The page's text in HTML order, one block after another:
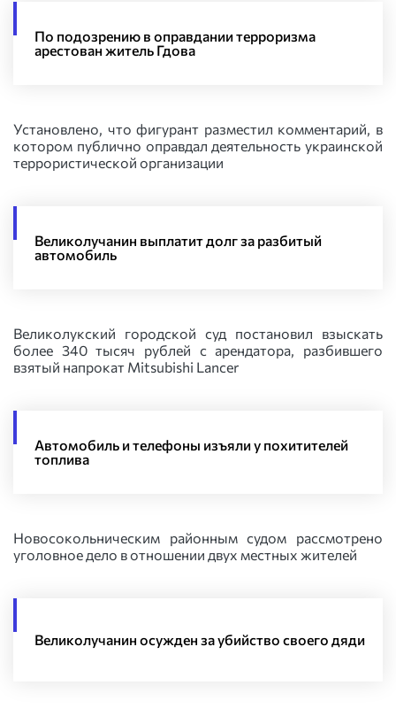
По подозрению в оправдании терроризма
арестован житель Гдова
Установлено, что фигурант разместил комментарий, в
котором публично оправдал деятельность украинской
террористической организации
Великолучанин выплатит долг за разбитый
автомобиль
Великолукский городской суд постановил взыскать
более 340 тысяч рублей с арендатора, разбившего
взятый напрокат Mitsubishi Lancer
Автомобиль и телефоны изъяли у похитителей
топлива
Новосокольническим районным судом рассмотрено
уголовное дело в отношении двух местных жителей
Великолучанин осужден за убийство своего дяди